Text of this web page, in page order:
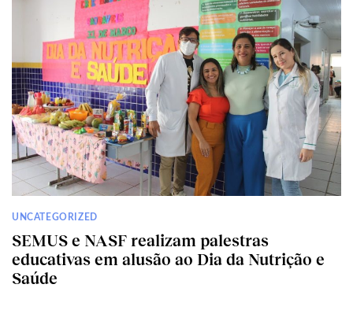
UNCATEGORIZED
SEMUS e NASF realizam palestras
educativas em alusão ao Dia da Nutrição e
Saúde